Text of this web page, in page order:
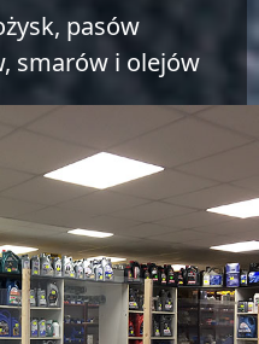
pasów
smarów i olejów